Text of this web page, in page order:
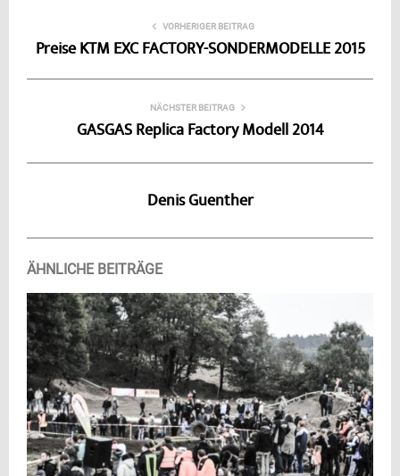
VORHERIGER BEITRAG
Preise KTM EXC FACTORY-SONDERMODELLE 2015
NÄCHSTER BEITRAG
GASGAS Replica Factory Modell 2014
Denis Guenther
ÄHNLICHE BEITRÄGE